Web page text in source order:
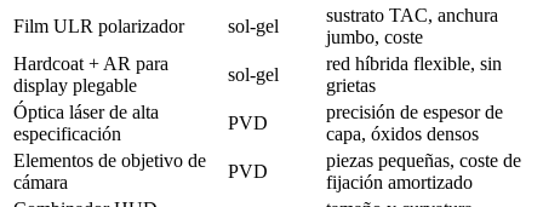
Film ULR polarizador
sol-gel
sustrato TAC, anchura
jumbo, coste
Hardcoat + AR para
display plegable
sol-gel
red híbrida flexible, sin
grietas
Óptica láser de alta
especificación
PVD
precisión de espesor de
capa, óxidos densos
Elementos de objetivo de
cámara
PVD
piezas pequeñas, coste de
fijación amortizado